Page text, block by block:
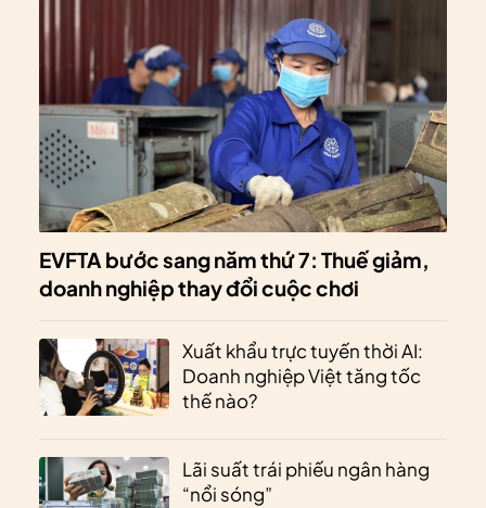
EVFTA bước sang năm thứ 7: Thuế giảm,
doanh nghiệp thay đổi cuộc chơi
Xuất khẩu trực tuyến thời AI:
Doanh nghiệp Việt tăng tốc
thế nào?
Lãi suất trái phiếu ngân hàng
“nổi sóng”